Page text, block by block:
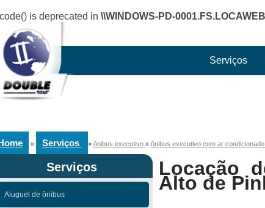
is deprecated in \\WINDOWS-PD-
Serviços
» Serviços » ônibus executivo » ônibus executivo com ar condicionado
Serviços
Aluguel de ônibus
Locação
Alto de